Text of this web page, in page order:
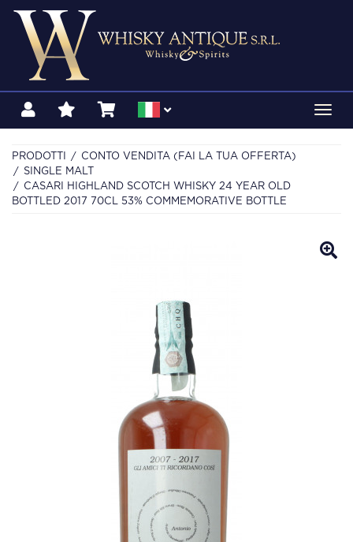
PRODOTTI
CONTO VENDITA (FAI LA TUA OFFERTA)
SINGLE MALT
CASARI HIGHLAND SCOTCH WHISKY 24 YEAR OLD
BOTTLED 2017 70CL 53% COMMEMORATIVE BOTTLE